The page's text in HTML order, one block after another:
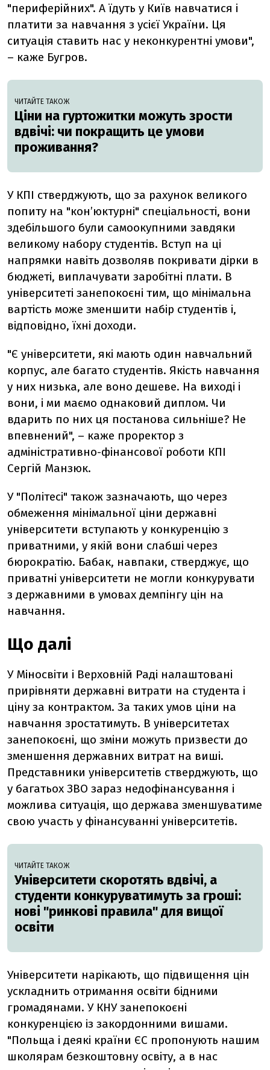
"периферійних". А їдуть у Київ навчатися і
платити за навчання з усієї України. Ця
ситуація ставить нас у неконкурентні умови",
– каже Бугров.
ЧИТАЙТЕ ТАКОЖ
Ціни на гуртожитки можуть зрости
вдвічі: чи покращить це умови
проживання?
У КПІ стверджують, що за рахунок великого
попиту на "конʼюктурні" спеціальності, вони
здебільшого були самоокупними завдяки
великому набору студентів. Вступ на ці
напрямки навіть дозволяв покривати дірки в
бюджеті, виплачувати заробітні плати. В
університеті занепокоєні тим, що мінімальна
вартість може зменшити набір студентів і,
відповідно, їхні доходи.
"Є університети, які мають один навчальний
корпус, але багато студентів. Якість навчання
у них низька, але воно дешеве. На виході і
вони, і ми маємо однаковий диплом. Чи
вдарить по них ця постанова сильніше? Не
впевнений", – каже проректор з
адміністративно-фінансової роботи КПІ
Сергій Манзюк.
У "Політесі" також зазначають, що через
обмеження мінімальної ціни державні
університети вступають у конкуренцію з
приватними, у якій вони слабші через
бюрократію. Бабак, навпаки, стверджує, що
приватні університети не могли конкурувати
з державними в умовах демпінгу цін на
навчання.
Що далі
У Міносвіти і Верховній Раді налаштовані
прирівняти державні витрати на студента і
ціну за контрактом. За таких умов ціни на
навчання зростатимуть. В університетах
занепокоєні, що зміни можуть призвести до
зменшення державних витрат на виші.
Представники університетів стверджують, що
у багатьох ЗВО зараз недофінансування і
можлива ситуація, що держава зменшуватиме
свою участь у фінансуванні університетів.
ЧИТАЙТЕ ТАКОЖ
Університети скоротять вдвічі, а
студенти конкуруватимуть за гроші:
нові "ринкові правила" для вищої
освіти
Університети нарікають, що підвищення цін
ускладнить отримання освіти бідними
громадянами. У КНУ занепокоєні
конкуренцією із закордонними вишами.
"Польща і деякі країни ЄС пропонують нашим
школярам безкоштовну освіту, а в нас